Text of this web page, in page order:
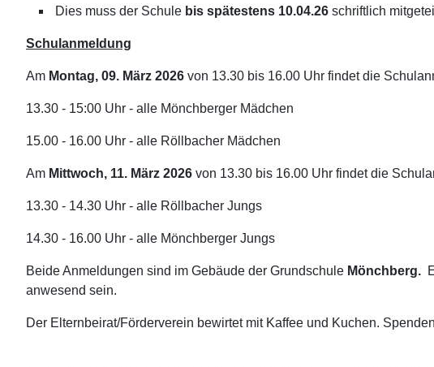
Dies muss der Schule bis spätestens 10.04.26 schriftlich
Schulanmeldung
Am Montag, 09. März 2026 von 13.30 bis 16.00 Uhr findet die
13.30 - 15:00 Uhr - alle Mönchberger Mädchen
15.00 - 16.00 Uhr - alle Röllbacher Mädchen
Am Mittwoch, 11. März 2026 von 13.30 bis 16.00 Uhr findet die
13.30 - 14.30 Uhr - alle Röllbacher Jungs
14.30 - 16.00 Uhr - alle Mönchberger Jungs
Beide Anmeldungen sind im Gebäude der Grundschule Mönchberg.
anwesend sein.
Der Elternbeirat/Förderverein bewirtet mit Kaffee und Kuchen.